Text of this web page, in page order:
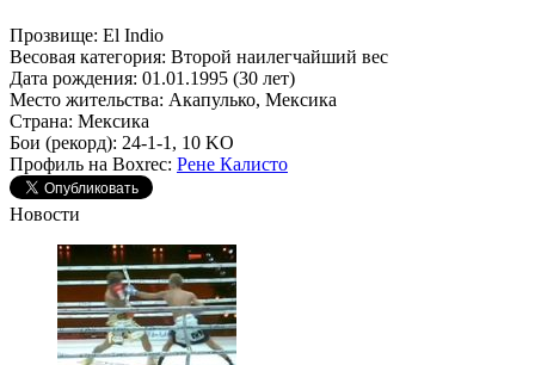
Прозвище: El Indio
Весовая категория: Второй наилегчайший вес
Дата рождения: 01.01.1995 (30 лет)
Место жительства: Акапулько, Мексика
Страна: Мексика
Бои (рекорд): 24-1-1, 10 KO
Профиль на Boxrec: Рене Калисто
Новости